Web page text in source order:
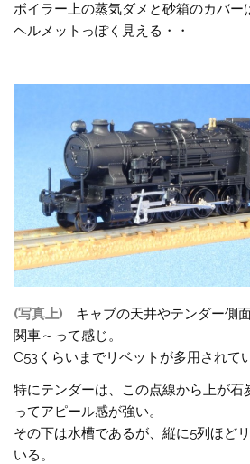
ボイラー上の蒸気ダメと砂箱のカバー
ヘルメットっぽく見える・・
(写真上)
キャブの天井やテンダー側
関車～って感じ。
C53くらいまでリベットが多用されて
特にテンダーは、この点線から上が石
ってアピール感が強い。
その下は水槽であるが、縦に5列ほど
いる。